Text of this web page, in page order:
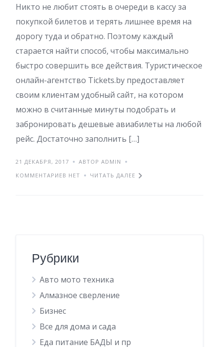
Никто не любит стоять в очереди в кассу за
покупкой билетов и терять лишнее время на
дорогу туда и обратно. Поэтому каждый
старается найти способ, чтобы максимально
быстро совершить все действия. Туристическое
онлайн-агентство Tickets.by предоставляет
своим клиентам удобный сайт, на котором
можно в считанные минуты подобрать и
забронировать дешевые авиабилеты на любой
рейс. Достаточно заполнить […]
21 ДЕКАБРЯ, 2017
АВТОР ADMIN
КОММЕНТАРИЕВ НЕТ
ЧИТАТЬ ДАЛЕЕ
Рубрики
Авто мото техника
Алмазное сверление
Бизнес
Все для дома и сада
Еда питание БАДЫ и пр